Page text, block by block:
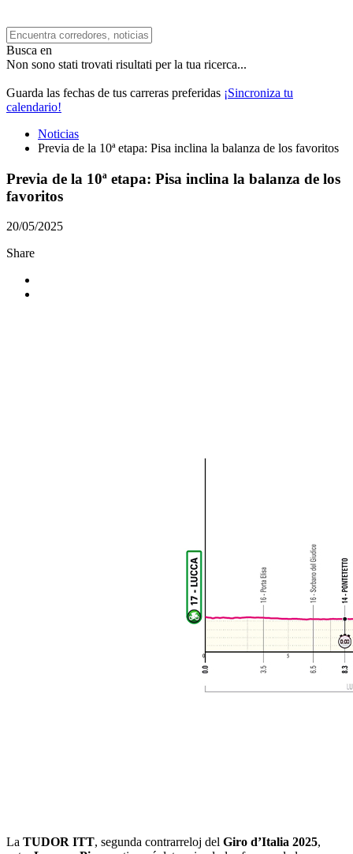
Busca en
Non sono stati trovati risultati per la tua ricerca...
Guarda las fechas de tus carreras preferidas ¡Sincroniza tu
calendario!
Noticias
Previa de la 10ª etapa: Pisa inclina la balanza de los favoritos
Previa de la 10ª etapa: Pisa inclina la balanza de los
favoritos
20/05/2025
Share
La TUDOR ITT, segunda contrarreloj del Giro d’Italia 2025,